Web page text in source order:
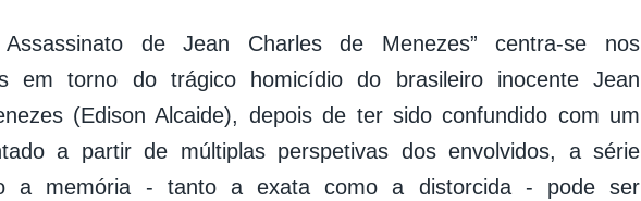
de Jean Charles de Menezes” centra-se nos
em torno do trágico homicídio do brasileiro inocente Jean
(Edison Alcaide), depois de ter sido confundido com um
a partir de múltiplas perspetivas dos envolvidos, a série
a memória - tanto a exata como a distorcida - pode ser